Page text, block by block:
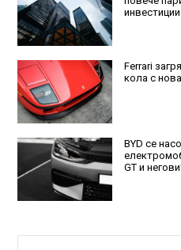
инвестиции
Ferrari
кола с
BYD се
GT и